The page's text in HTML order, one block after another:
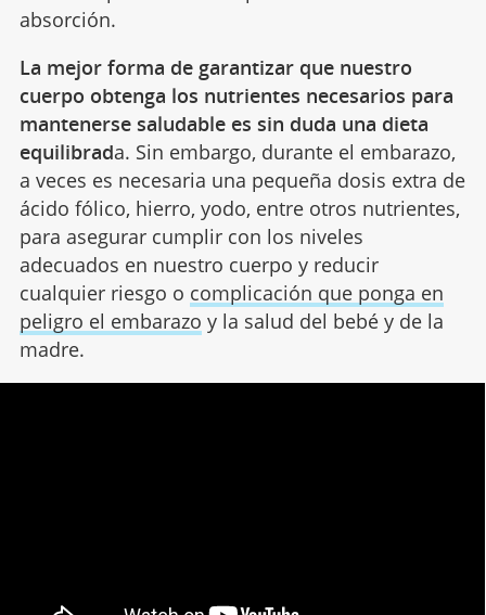
absorción.
La mejor forma de garantizar que nuestro
cuerpo obtenga los nutrientes necesarios para
mantenerse saludable es sin duda una dieta
equilibrada. Sin embargo, durante el embarazo,
a veces es necesaria una pequeña dosis extra de
ácido fólico, hierro, yodo, entre otros nutrientes,
para asegurar cumplir con los niveles
adecuados en nuestro cuerpo y reducir
cualquier riesgo o complicación que ponga en
peligro el embarazo y la salud del bebé y de la
madre.